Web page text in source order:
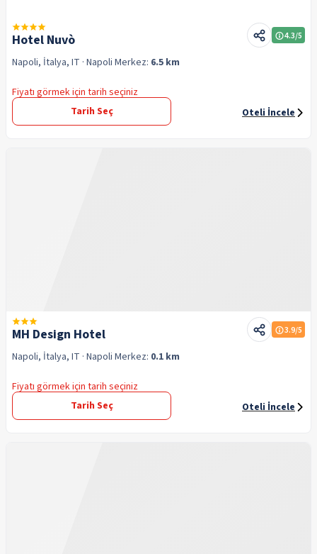
Hotel Nuvò 4.3/5
Napoli, İtalya, IT · Napoli Merkez: 6.5 km
Fiyatı görmek için tarih seçiniz
Tarih Seç
Oteli İncele
MH Design Hotel 3.9/5
Napoli, İtalya, IT · Napoli Merkez: 0.1 km
Fiyatı görmek için tarih seçiniz
Tarih Seç
Oteli İncele